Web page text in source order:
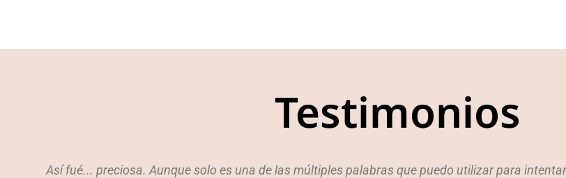
Testimonios
Así fué... preciosa. Aunque solo es una de las múltiples palabras que puedo utilizar para